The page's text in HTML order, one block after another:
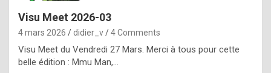
p
l
Visu Meet 2026-03
4 mars 2026 didier_v 4 Comments
Visu Meet du Vendredi 27 Mars. Merci à tous pour cette
belle édition : Mmu Man,…